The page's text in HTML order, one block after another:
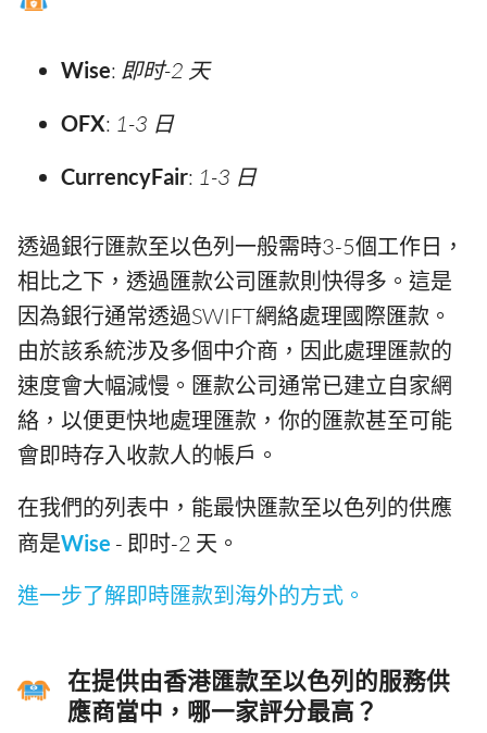
Wise: 即时-2 天
OFX: 1-3 日
CurrencyFair: 1-3 日
透過銀行匯款至以色列一般需時3-5個工作日，
相比之下，透過匯款公司匯款則快得多。這是
因為銀行通常透過SWIFT網絡處理國際匯款。
由於該系統涉及多個中介商，因此處理匯款的
速度會大幅減慢。匯款公司通常已建立自家網
絡，以便更快地處理匯款，你的匯款甚至可能
會即時存入收款人的帳戶。
在我們的列表中，能最快匯款至以色列的供應
商是Wise - 即时-2 天。
進一步了解即時匯款到海外的方式。
在提供由香港匯款至以色列的服務供
應商當中，哪一家評分最高？